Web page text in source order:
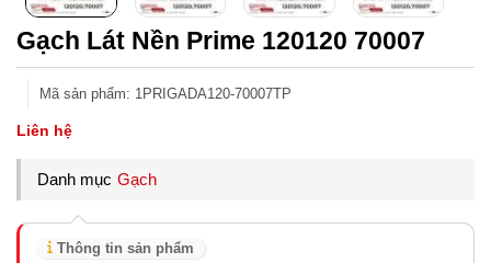
Gạch Lát Nền Prime 120120 70007
Mã sản phẩm: 1PRIGADA120-70007TP
Liên hệ
Danh mục Gạch
Thông tin sản phẩm